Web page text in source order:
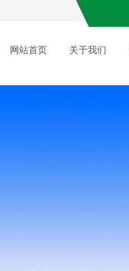
网站首页 关于我们